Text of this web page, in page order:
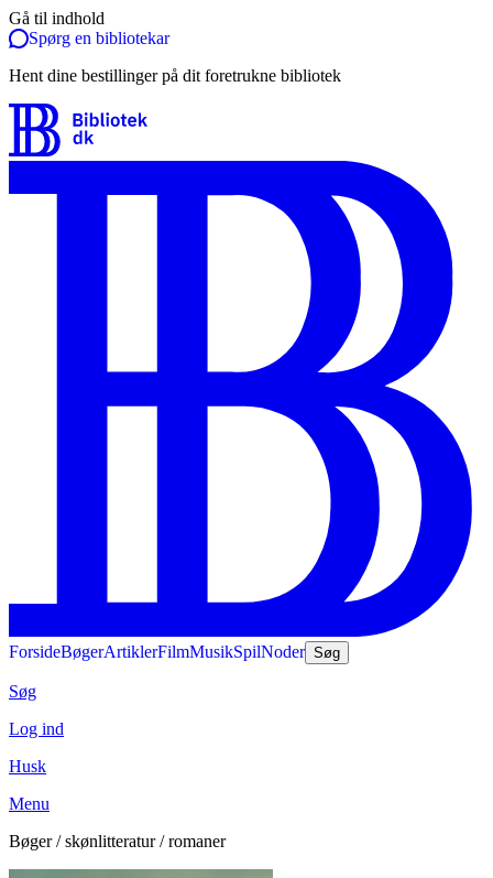
Gå til indhold
Spørg en bibliotekar
Hent dine bestillinger på dit foretrukne bibliotek
ForsideBøgerArtiklerFilmMusikSpilNoder Søg
Søg
Log ind
Husk
Menu
Bøger / skønlitteratur / romaner